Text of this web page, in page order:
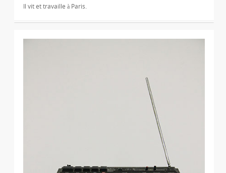
Il vit et travaille à Paris.